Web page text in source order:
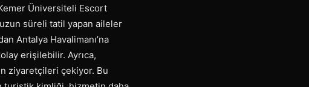
Üniversiteli Escort
süreli tatil yapan aileler
Antalya Havalimanı’na
erişilebilir. Ayrıca,
ziyaretçileri çekiyor. Bu